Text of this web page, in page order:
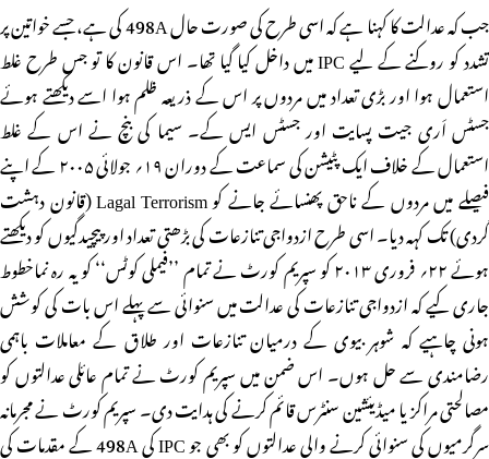
جب کہ عدالت کا کہنا ہے کہ اسی طرح کی صورت حال 498A کی ہے، جسے خواتین پر
تشدد کو روکنے کے لیے IPC میں داخل کیا گیا تھا۔ اس قانون کا تو جس طرح غلط
استعمال ہوا اور بڑی تعداد میں مردوں پر اس کے ذریعہ ظلم ہوا اسے دیکھتے ہوئے
جسٹس اَری جیت پسایت اور جسٹس ایس کے۔ سیما کی بنچ نے اس کے غلط
استعمال کے خلاف ایک پٹیشن کی سماعت کے دوران ۱۹؍ جولائی ۲۰۰۵ کے اپنے
فیصلے میں مردوں کے ناحق پھنسائے جانے کو Lagal Terrorism (قانون دہشت
گردی) تک کہہ دیا۔ اسی طرح ازدواجی تنازعات کی بڑھتی تعداد اور پیچیدگیوں کو دیکھتے
ہوئے ۲۲؍ فروری ۲۰۱۳ کو سپریم کورٹ نے تمام ’’فیملی کوٹس‘‘ کو یہ رہ نماخطوط
جاری کیے کہ ازدواجی تنازعات کی عدالت میں سنوائی سے پہلے اس بات کی کوشش
ہونی چاہیے کہ شوہر بیوی کے درمیان تنازعات اور طلاق کے معاملات باہمی
رضامندی سے حل ہوں۔ اس ضمن میں سپریم کورٹ نے تمام عائلی عدالتوں کو
مصالحتی مراکز یا میڈیئشین سنٹرس قائم کرنے کی ہدایت دی۔ سپریم کورٹ نے مجرمانہ
سرگرمیوں کی سنوائی کرنے والی عدالتوں کو بھی جو IPC کی 498A کے مقدمات کی